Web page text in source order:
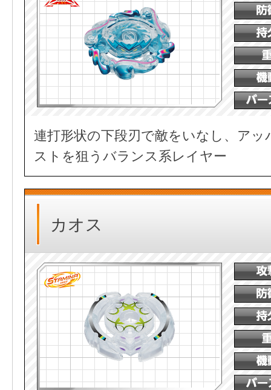
連打形状の下段刃で敵をいなし、アッ
ストを狙うバランス系レイヤー
カオス